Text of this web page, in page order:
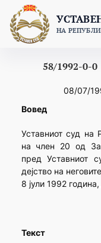
content
НА
58/1992-0-0
08/07/
Вовед
Уставниот суд на
на член 20 од
пред Уставниот
дејство на
8 јули 1992
Текст